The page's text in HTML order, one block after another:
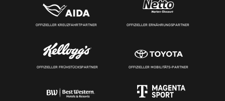
OFFIZIELLER KREUZFAHRTPARTNER OFFIZIELLER ERNÄHRUNGSPARTNER
OFFIZIELLER FRÜHSTÜCKSPARTNER OFFIZIELLER MOBILITÄTS-PARTNER